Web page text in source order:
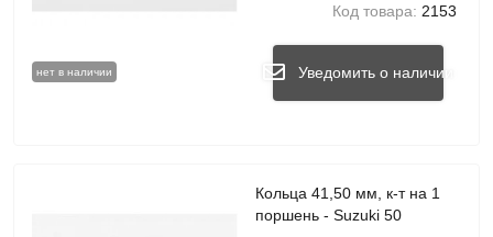
нет в наличии
Код товара: 2153
Уведомить о наличии
Кольца 41,50 мм, к-т на 1
поршень - Suzuki 50